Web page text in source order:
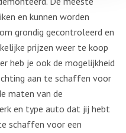
en kunnen worden
grondig gecontroleerd en
prijzen weer te koop
heb je ook de mogelijkheid
aan te schaffen voor
maten van de
en type auto dat jij hebt
schaffen voor een